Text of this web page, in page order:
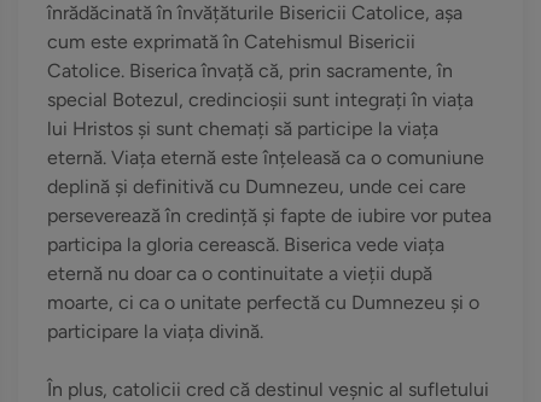
înrădăcinată în învățăturile Bisericii Catolice, așa
cum este exprimată în Catehismul Bisericii
Catolice. Biserica învață că, prin sacramente, în
special Botezul, credincioșii sunt integrați în viața
lui Hristos și sunt chemați să participe la viața
eternă. Viața eternă este înțeleasă ca o comuniune
deplină și definitivă cu Dumnezeu, unde cei care
perseverează în credință și fapte de iubire vor putea
participa la gloria cerească. Biserica vede viața
eternă nu doar ca o continuitate a vieții după
moarte, ci ca o unitate perfectă cu Dumnezeu și o
participare la viața divină.
În plus, catolicii cred că destinul veșnic al sufletului